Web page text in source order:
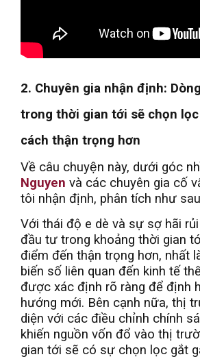
2. Chuyên gia nhận định:
trong thời gian tới sẽ chọn
cách thận trọng hơn
Về câu chuyện này, dưới góc
Nguyen và các chuyên gia cố
tôi nhận định, phân tích như
Với thái độ e dè và sự sợ hãi
đầu tư trong khoảng thời gian
điểm đến thận trọng hơn, nhất
biến số liên quan đến kinh tế
được xác định rõ ràng để định
hướng mới. Bên cạnh nữa, thị
diện với các điều chỉnh chính
khiến nguồn vốn đổ vào thị
gian tới sẽ có sự chọn lọc gắt